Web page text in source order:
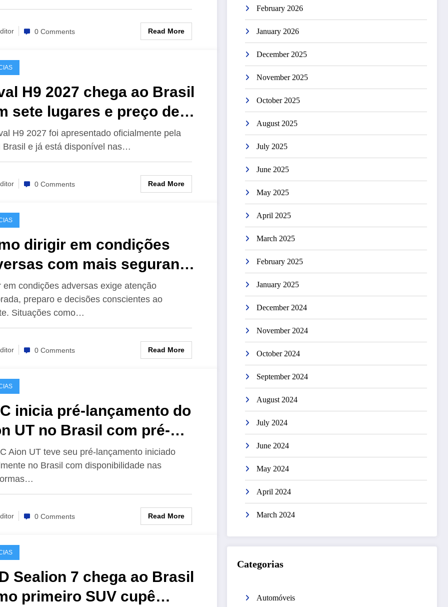
0 Comments Read More
H9 2027 chega ao Brasil
sete lugares e preço de
mil
H9 2027 foi apresentado oficialmente pela
Brasil e já está disponível nas…
0 Comments Read More
dirigir em condições
com mais segurança
em condições adversas exige atenção
preparo e decisões conscientes ao
Situações como…
0 Comments Read More
inicia pré-lançamento do
UT no Brasil com pré-
online
Aion UT teve seu pré-lançamento iniciado
no Brasil com disponibilidade nas
0 Comments Read More
Sealion 7 chega ao Brasil
primeiro SUV cupê
February 2026
January 2026
December 2025
November 2025
October 2025
August 2025
July 2025
June 2025
May 2025
April 2025
March 2025
February 2025
January 2025
December 2024
November 2024
October 2024
September 2024
August 2024
July 2024
June 2024
May 2024
April 2024
March 2024
Categorias
Automóveis